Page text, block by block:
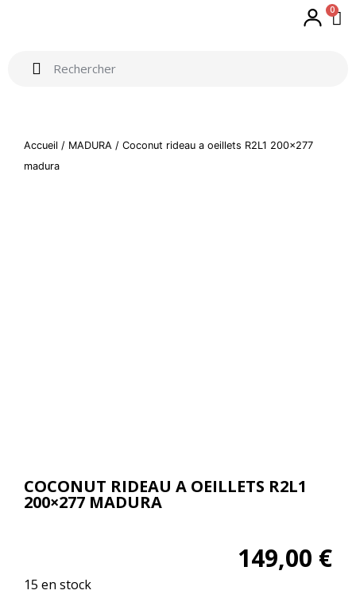
0
Accueil / MADURA / Coconut rideau a oeillets R2L1 200×277
madura
COCONUT RIDEAU A OEILLETS R2L1
200×277 MADURA
149,00 €
15 en stock